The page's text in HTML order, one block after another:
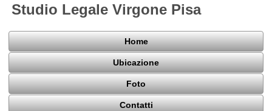
Studio Legale Virgone Pisa
Home
Ubicazione
Foto
Contatti